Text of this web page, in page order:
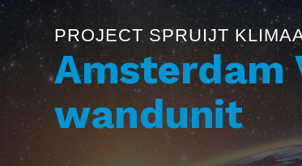
PROJECT SPRUIJT
Amsterdam
wandunit